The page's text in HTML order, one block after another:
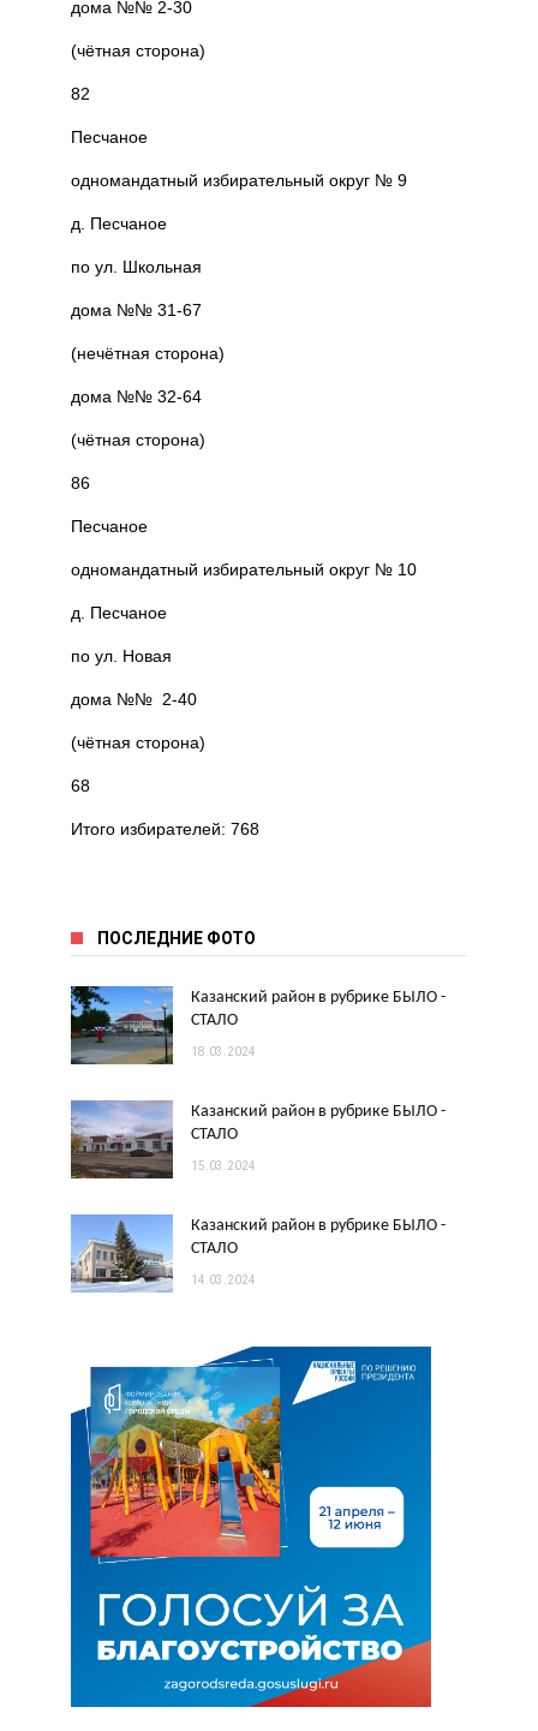
дома №№ 2-30
(чётная сторона)
82
Песчаное
одномандатный избирательный округ № 9
д. Песчаное
по ул. Школьная
дома №№ 31-67
(нечётная сторона)
дома №№ 32-64
(чётная сторона)
86
Песчаное
одномандатный избирательный округ № 10
д. Песчаное
по ул. Новая
дома №№ 2-40
(чётная сторона)
68
Итого избирателей: 768
ПОСЛЕДНИЕ ФОТО
Казанский район в рубрике БЫЛО -
СТАЛО
18.03.2024
Казанский район в рубрике БЫЛО -
СТАЛО
15.03.2024
Казанский район в рубрике БЫЛО -
СТАЛО
14.03.2024